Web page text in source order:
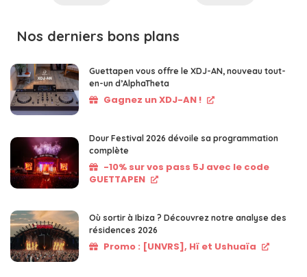
Nos derniers bons plans
Guettapen vous offre le XDJ-AN, nouveau tout-
en-un d’AlphaTheta
Gagnez un XDJ-AN !
Dour Festival 2026 dévoile sa programmation
complète
-10% sur vos pass 5J avec le code
GUETTAPEN
Où sortir à Ibiza ? Découvrez notre analyse des
résidences 2026
Promo : [UNVRS], Hï et Ushuaïa